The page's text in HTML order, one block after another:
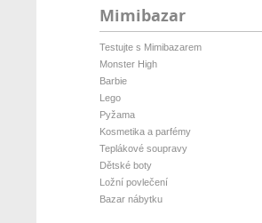
Mimibazar
Testujte s Mimibazarem
Monster High
Barbie
Lego
Pyžama
Kosmetika a parfémy
Teplákové soupravy
Dětské boty
Ložní povlečení
Bazar nábytku